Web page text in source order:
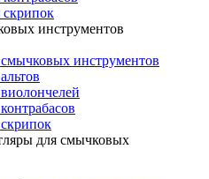
инструментов
инструментов
для смычковых